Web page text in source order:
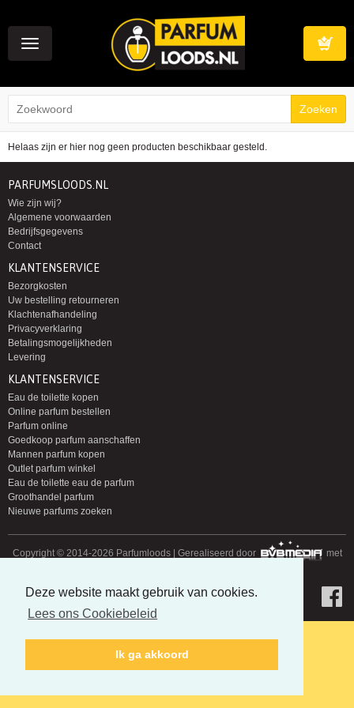
Deze website maakt gebruik van cookies.
Lees ons Cookiebeleid
Ik ga akkoord
Toggle
navigation
Helaas zijn er hier nog geen producten beschikbaar gesteld.
PARFUMSLOODS.NL
Wie zijn wij?
Algemene voorwaarden
Bedrijfsgegevens
Contact
KLANTENSERVICE
Bezorgkosten
Uw bestelling retourneren
Klachtenafhandeling
Privacyverklaring
Betalingsmogelijkheden
Levering
KLANTENSERVICE
Eau de toilette kopen
Online parfum bestellen
Parfum online
Goedkoop parfum aanschaffen
Mannen parfum kopen
Outlet parfum winkel
Eau de toilette eau de parfum
Groothandel parfum
Nieuwe parfums zoeken
Copyright © 2014-2026 Parfumloods | Gerealiseerd door met